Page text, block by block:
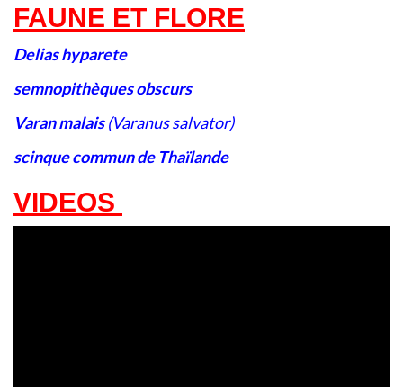
FAUNE ET FLORE
Delias hyparete
semnopithèques obscurs
Varan malais(Varanus salvator)
scinque commun de Thaïlande
VIDEOS